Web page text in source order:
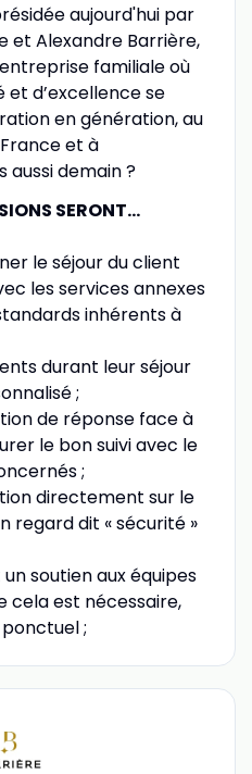
aujourd'hui par
et Alexandre Barrière,
familiale où
et d’excellence se
en génération, au
et à
aussi demain ?
SERONT…
le séjour du client
les services annexes
inhérents à
durant leur séjour
;
de réponse face à
le bon suivi avec le
;
directement sur le
regard dit « sécurité »
soutien aux équipes
cela est nécessaire,
;